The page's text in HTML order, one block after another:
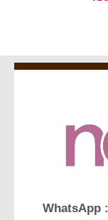
WhatsApp :